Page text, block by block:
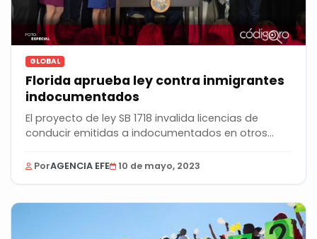
GLOBAL
Florida aprueba ley contra inmigrantes
indocumentados
El proyecto de ley SB 1718 invalida licencias de
conducir emitidas a indocumentados en otros...
PorAGENCIA EFE 10 de mayo, 2023